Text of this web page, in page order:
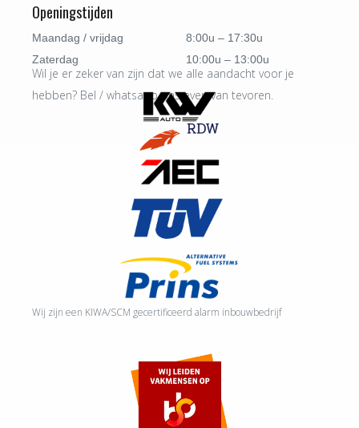
Openingstijden
Maandag / vrijdag
8:00u – 17:30u
Zaterdag
10:00u – 13:00u
Wil je er zeker van zijn dat we alle aandacht voor je
hebben? Bel / whatsapp ons even van tevoren.
Wij zijn een KIWA/SCM gecertificeerd alarm inbouwbedrijf